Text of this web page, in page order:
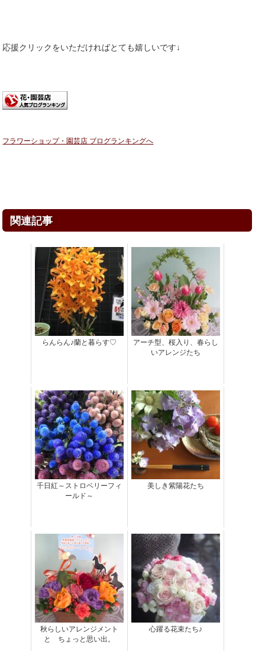
応援クリックをいただければとても嬉しいです↓
フラワーショップ・園芸店 ブログランキングへ
関連記事
らんらん♪蘭と暮らす♡
アーチ型、桜入り、春らし
いアレンジたち
千日紅～ストロベリーフィ
ールド～
美しき紫陽花たち
秋らしいアレンジメント
と ちょっと思い出。
心躍る花束たち♪